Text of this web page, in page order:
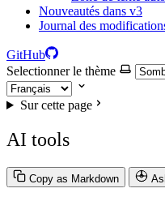
Nouveautés dans v3
Journal des
GitHub
Selectionner le thème
Sur cette page
AI tools
Copy as Markdown